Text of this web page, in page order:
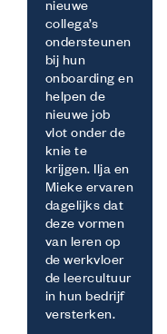
nieuwe
collega’s
ondersteunen
bij hun
onboarding en
helpen de
nieuwe job
vlot onder de
knie te
krijgen. Ilja en
Mieke ervaren
dagelijks dat
deze vormen
van leren op
de werkvloer
de leercultuur
in hun bedrijf
versterken.